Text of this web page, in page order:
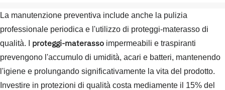
La manutenzione preventiva include anche la pulizia
professionale periodica e l'utilizzo di proteggi-materasso di
qualità. I proteggi-materasso impermeabili e traspiranti
prevengono l'accumulo di umidità, acari e batteri, mantenendo
l'igiene e prolungando significativamente la vita del prodotto.
Investire in protezioni di qualità costa mediamente il 15% del